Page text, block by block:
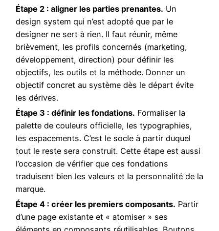
Étape 2 : aligner les parties prenantes. Un
design system qui n’est adopté que par le
designer ne sert à rien. Il faut réunir, même
brièvement, les profils concernés (marketing,
développement, direction) pour définir les
objectifs, les outils et la méthode. Donner un
objectif concret au système dès le départ évite
les dérives.
Étape 3 : définir les fondations. Formaliser la
palette de couleurs officielle, les typographies,
les espacements. C’est le socle à partir duquel
tout le reste sera construit. Cette étape est aussi
l’occasion de vérifier que ces fondations
traduisent bien les valeurs et la personnalité de la
marque.
Étape 4 : créer les premiers composants. Partir
d’une page existante et « atomiser » ses